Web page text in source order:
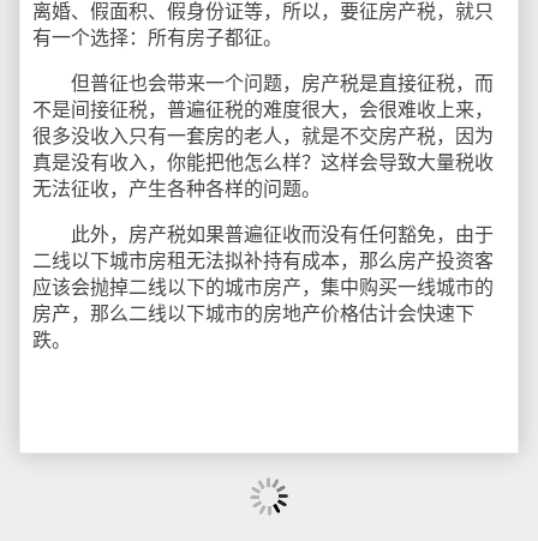
离婚、假面积、假身份证等，所以，要征房产税，就只
有一个选择：所有房子都征。
但普征也会带来一个问题，房产税是直接征税，而
不是间接征税，普遍征税的难度很大，会很难收上来，
很多没收入只有一套房的老人，就是不交房产税，因为
真是没有收入，你能把他怎么样？这样会导致大量税收
无法征收，产生各种各样的问题。
此外，房产税如果普遍征收而没有任何豁免，由于
二线以下城市房租无法拟补持有成本，那么房产投资客
应该会抛掉二线以下的城市房产，集中购买一线城市的
房产，那么二线以下城市的房地产价格估计会快速下
跌。